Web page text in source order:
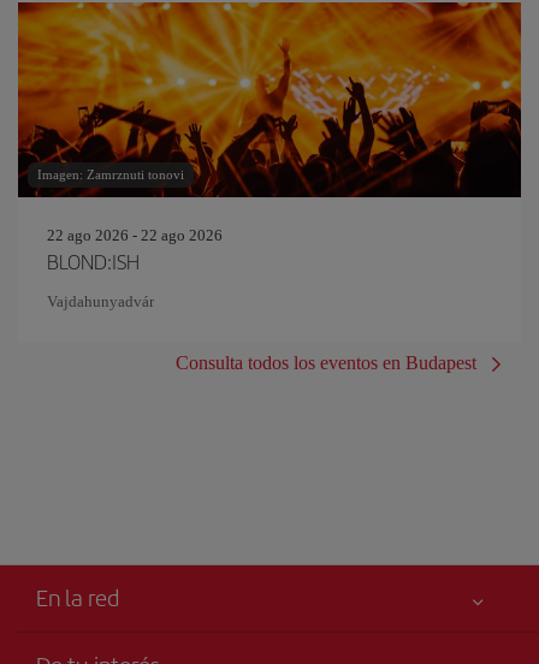
Imagen: Zamrznuti tonovi
22 ago 2026 - 22 ago 2026
BLOND:ISH
Vajdahunyadvár
Consulta todos los eventos en Budapest
En la red